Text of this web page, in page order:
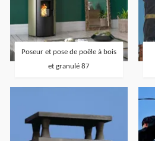
Poseur et pose de poêle à bois
et granulé 87